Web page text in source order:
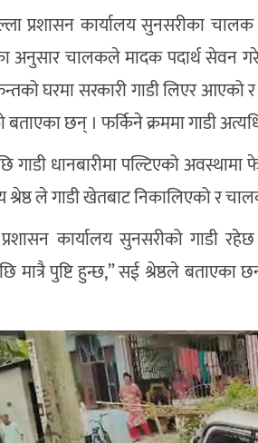
प्रशासन कार्यालय सुनसरीका चालक
अनुसार चालकले मादक पदार्थ सेवन
घरमा सरकारी गाडी लिएर
बताएका छन् । फर्किने क्रममा गाडी
गाडी धानबारीमा पल्टिएको
ले गाडी खेतबाट निकालिएको र
कार्यालय सुनसरीको गाडी
मात्रै पुष्टि हुन्छ,” सई श्रेष्ठले